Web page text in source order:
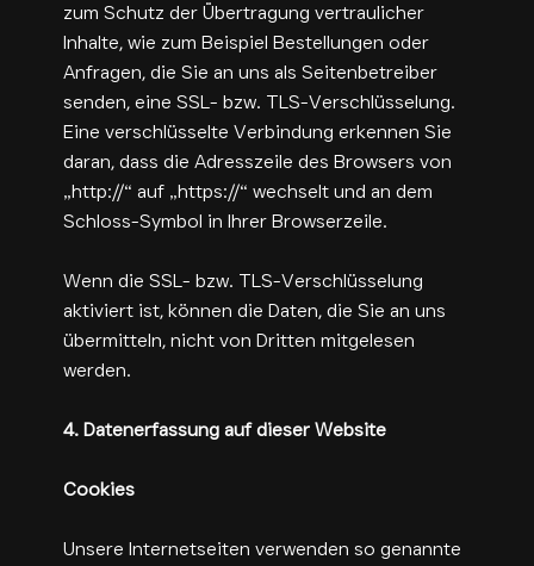
zum Schutz der Übertragung vertraulicher
Inhalte, wie zum Beispiel Bestellungen oder
Anfragen, die Sie an uns als Seitenbetreiber
senden, eine SSL- bzw. TLS-Verschlüsselung.
Eine verschlüsselte Verbindung erkennen Sie
daran, dass die Adresszeile des Browsers von
„http://“ auf „https://“ wechselt und an dem
Schloss-Symbol in Ihrer Browserzeile.
Wenn die SSL- bzw. TLS-Verschlüsselung
aktiviert ist, können die Daten, die Sie an uns
übermitteln, nicht von Dritten mitgelesen
werden.
4. Datenerfassung auf dieser Website
Cookies
Unsere Internetseiten verwenden so genannte